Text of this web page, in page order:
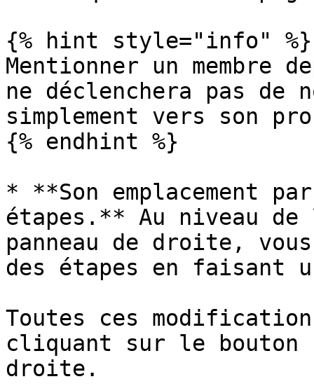
{% hint style="info" %}
Mentionner un membre
ne déclenchera pas
simplement vers son
{% endhint %}
* **Son emplacement
étapes.** Au niveau
panneau de droite,
des étapes en faisant
Toutes ces
cliquant sur le bouton
droite.